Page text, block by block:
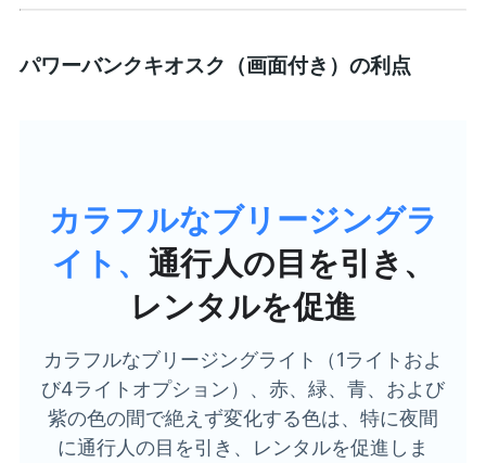
パワーバンクキオスク（画面付き）の利点
カラフルなブリージングラ
イト、 通行人の目を引き、
レンタルを促進
カラフルなブリージングライト（1ライトおよ
び4ライトオプション）、赤、緑、青、および
紫の色の間で絶えず変化する色は、特に夜間
に通行人の目を引き、レンタルを促進しま